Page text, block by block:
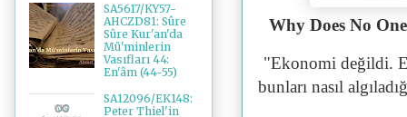
Why Does No
"Ekonomi değildi.
bunları nasıl
SA5617/KY57-
AHCZD81: Sûre
Sûre Kur'an'da
Mü'minlerin
Vasıfları 44:
En'âm (44-55)
SA12096/EK148:
Peter Thiel'in